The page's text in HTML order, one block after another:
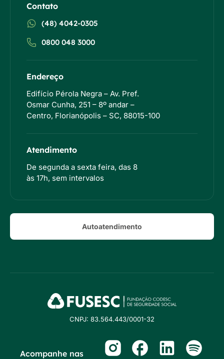
Contato
(48) 4042-0305
0800 048 3000
Endereço
Edifício Pérola Negra – Av. Pref.
Osmar Cunha, 251 – 8º andar –
Centro, Florianópolis – SC, 88015-100
Atendimento
De segunda a sexta feira, das 8
às 17h, sem intervalos
Autoatendimento
CNPJ: 83.564.443/0001-32
Acompanhe nas